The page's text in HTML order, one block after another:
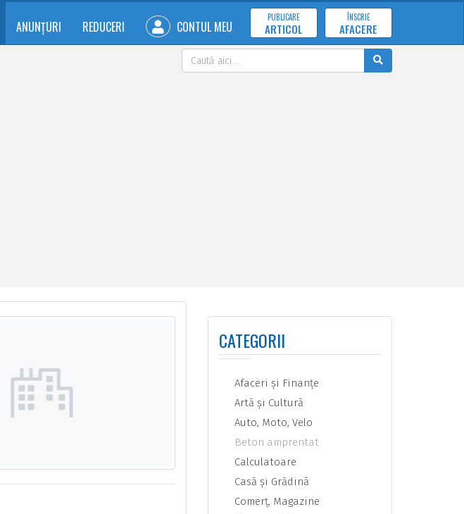
ANUNȚURI REDUCERI CONTUL MEU
PUBLICARE
ARTICOL
ÎNSCRIE
AFACERE
CATEGORII
Afaceri şi Finanţe
Artă şi Cultură
Auto, Moto, Velo
Beton amprentat
Calculatoare
Casă şi Grădină
Comerţ, Magazine